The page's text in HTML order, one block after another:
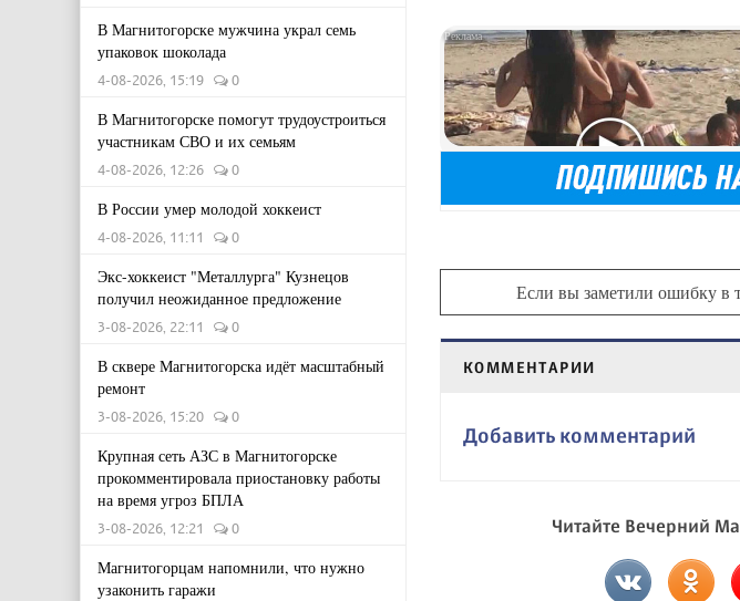
В Магнитогорске мужчина украл семь
упаковок шоколада
4-08-2026, 15:19 0
В Магнитогорске помогут трудоустроиться
участникам СВО и их семьям
4-08-2026, 12:26 0
В России умер молодой хоккеист
4-08-2026, 11:11 0
Экс-хоккеист "Металлурга" Кузнецов
получил неожиданное предложение
3-08-2026, 22:11 0
В сквере Магнитогорска идёт масштабный
ремонт
3-08-2026, 15:20 0
Крупная сеть АЗС в Магнитогорске
прокомментировала приостановку работы
на время угроз БПЛА
3-08-2026, 12:21 0
Магнитогорцам напомнили, что нужно
узаконить гаражи
Если вы заметили ошибку в
КОММЕНТАРИИ
Добавить комментарий
Читайте Вечерний